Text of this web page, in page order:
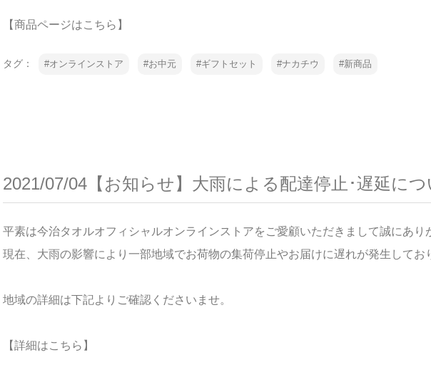
【商品ページはこちら】
タグ： オンラインストア お中元 ギフトセット ナカチウ 新商品
2021/07/04【お知らせ】大雨による配達停止･遅延につ
平素は今治タオルオフィシャルオンラインストアをご愛顧いただきまして誠にあり
現在、大雨の影響により一部地域でお荷物の集荷停止やお届けに遅れが発生してお
地域の詳細は下記よりご確認くださいませ。
【詳細はこちら】